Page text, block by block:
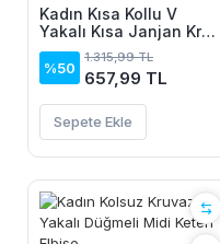
Kadın Kısa Kollu V
Yakalı Kısa Janjan Krep
Elbise
%50
1.315,99 TL
657,99 TL
Sepete Ekle